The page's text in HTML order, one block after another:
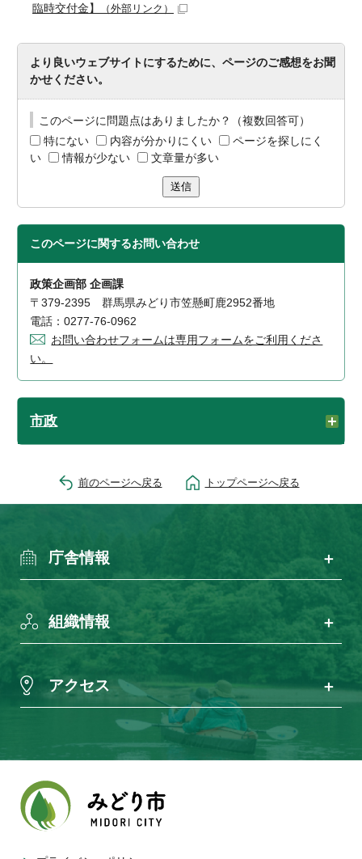
臨時交付金】
（外部リンク）
より良いウェブサイトにするために、ページのご感想をお聞
かせください。
このページに問題点はありましたか？（複数回答可）
特にない
内容が分かりにくい
ページを探しにく
い
情報が少ない 文章量が多い
送信
このページに関するお問い合わせ
政策企画部 企画課
〒379-2395 群馬県みどり市笠懸町鹿2952番地
電話：0277-76-0962
お問い合わせフォームは専用フォームをご利用くださ
い。
市政
前のページへ戻る トップページへ戻る
庁舎情報
組織情報
アクセス